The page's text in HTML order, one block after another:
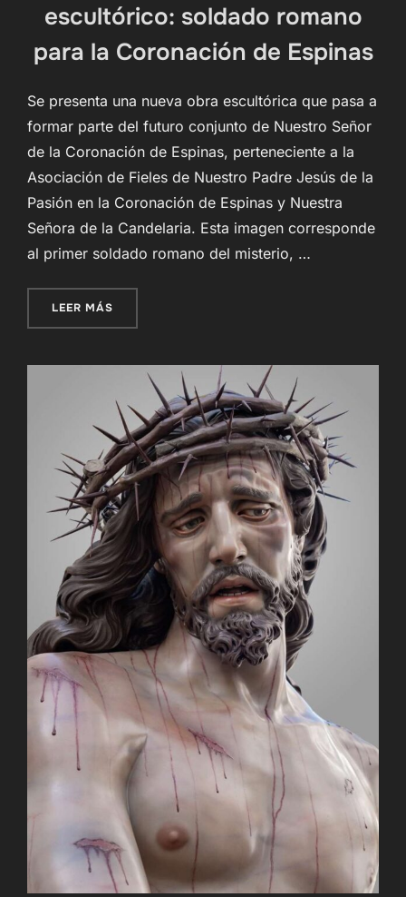
escultórico: soldado romano
para la Coronación de Espinas
Se presenta una nueva obra escultórica que pasa a
formar parte del futuro conjunto de Nuestro Señor
de la Coronación de Espinas, perteneciente a la
Asociación de Fieles de Nuestro Padre Jesús de la
Pasión en la Coronación de Espinas y Nuestra
Señora de la Candelaria. Esta imagen corresponde
al primer soldado romano del misterio, …
LEER MÁS